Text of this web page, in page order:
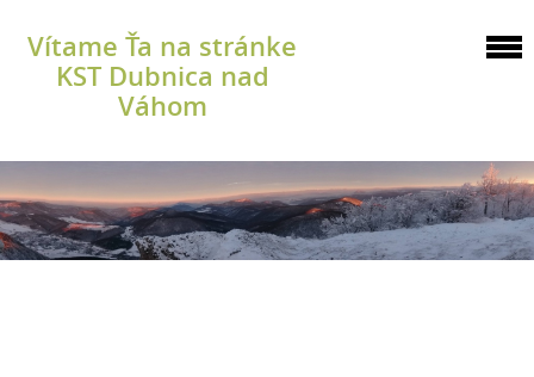
Vítame Ťa na stránke
KST Dubnica nad
Váhom